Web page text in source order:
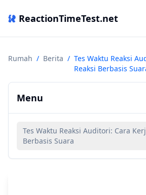
ReactionTimeTest.net
Rumah / Berita / Tes Waktu Reaksi
Reaksi Berbasis
Menu
Tes Waktu Reaksi Auditori: Cara
Berbasis Suara